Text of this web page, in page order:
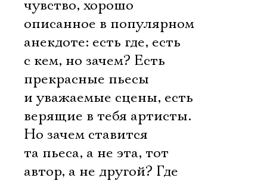
чувство, хорошо
описанное в популярном
анекдоте: есть где, есть
с кем, но зачем? Есть
прекрасные пьесы
и уважаемые сцены, есть
верящие в тебя артисты.
Но зачем ставится
та пьеса, а не эта, тот
автор, а не другой? Где